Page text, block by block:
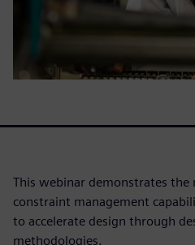
This webinar demonstrates the
constraint management
to accelerate design through
methodologies.